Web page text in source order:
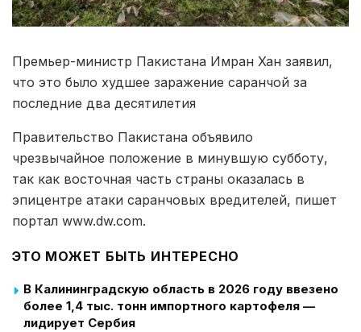
Премьер-министр Пакистана Имран Хан заявил,
что это было худшее заражение саранчой за
последние два десятилетия
Правительство Пакистана объявило
чрезвычайное положение в минувшую субботу,
так как восточная часть страны оказалась в
эпицентре атаки саранчовых вредителей, пишет
портал www.dw.com.
ЭТО МОЖЕТ БЫТЬ ИНТЕРЕСНО
В Калининградскую область в 2026 году ввезено
более 1,4 тыс. тонн импортного картофеля —
лидирует Сербия